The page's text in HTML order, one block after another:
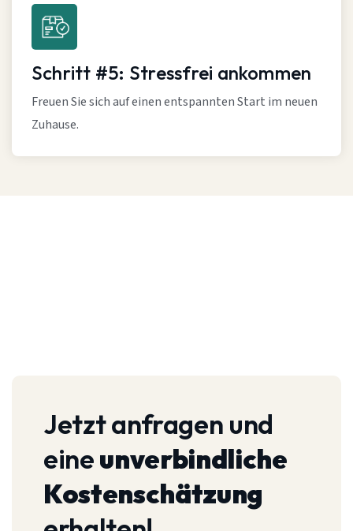
Schritt #5: Stressfrei ankommen
Freuen Sie sich auf einen entspannten Start im neuen
Zuhause.
Jetzt anfragen und
eineunverbindliche
Kostenschätzung